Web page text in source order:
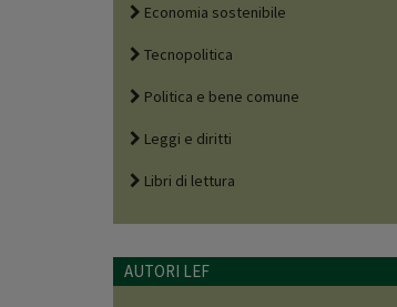
Economia sostenibile
Tecnopolitica
Politica e bene comune
Leggi e diritti
Libri di lettura
AUTORI LEF